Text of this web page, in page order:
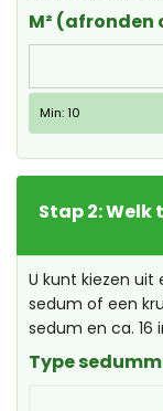
M² (afronden
Min: 10
Stap 2:
U kunt kiezen
sedum of een
sedum en ca. 16
Type